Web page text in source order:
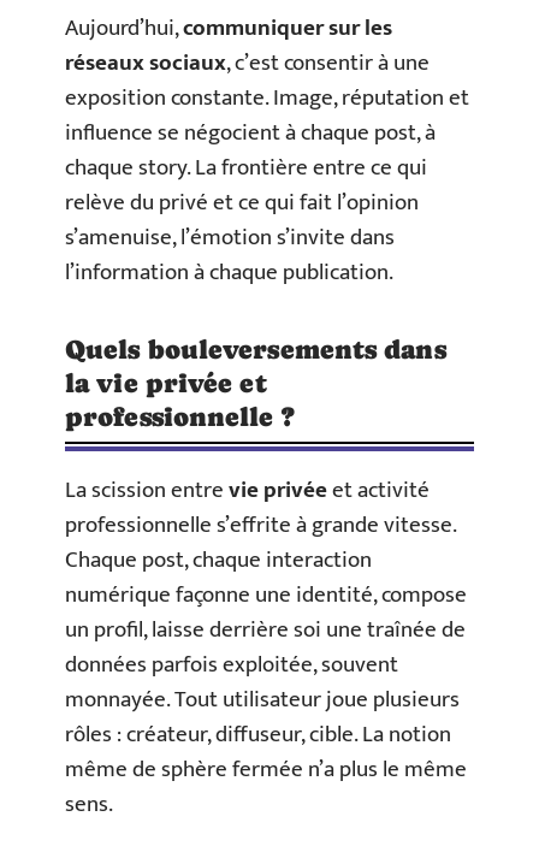
Aujourd’hui,communiquer sur les
réseaux sociaux, c’est consentir à une
exposition constante. Image, réputation et
influence se négocient à chaque post, à
chaque story. La frontière entre ce qui
relève du privé et ce qui fait l’opinion
s’amenuise, l’émotion s’invite dans
l’information à chaque publication.
Quels bouleversements dans
la vie privée et
professionnelle ?
La scission entrevie privéeet activité
professionnelle s’effrite à grande vitesse.
Chaque post, chaque interaction
numérique façonne une identité, compose
un profil, laisse derrière soi une traînée de
données parfois exploitée, souvent
monnayée. Tout utilisateur joue plusieurs
rôles : créateur, diffuseur, cible. La notion
même de sphère fermée n’a plus le même
sens.